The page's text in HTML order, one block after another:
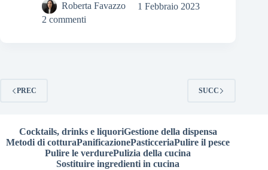
Roberta Favazzo
1 Febbraio 2023
2 commenti
PREC SUCC
Cocktails, drinks e liquoriGestione della dispensa
Metodi di cotturaPanificazionePasticceriaPulire il pesce
Pulire le verdurePulizia della cucina
Sostituire ingredienti in cucina